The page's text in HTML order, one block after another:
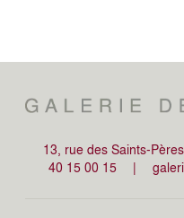
13, rue des Saints-
40 15 00 15
|